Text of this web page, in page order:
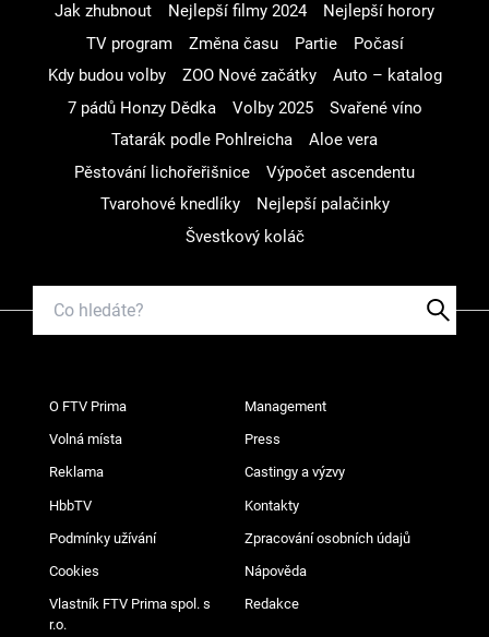
Jak zhubnout Nejlepší filmy 2024
Nejlepší horory
TV program
Změna času Partie
Počasí
Kdy budou volby
ZOO Nové začátky
Auto – katalog
7 pádů Honzy Dědka
Volby 2025
Svařené víno
Tatarák podle Pohlreicha
Aloe vera
Pěstování lichořeřišnice
Výpočet ascendentu
Tvarohové knedlíky
Nejlepší palačinky
Švestkový koláč
O FTV Prima Management
Volná místa Press
Reklama Castingy a výzvy
HbbTV Kontakty
Podmínky užívání Zpracování osobních údajů
Cookies Nápověda
Vlastník FTV Prima spol. s
r.o.
Redakce